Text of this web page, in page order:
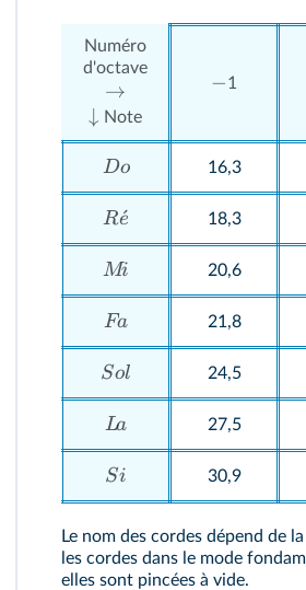
Numéro
d'octave
→
↓ Note
−1
Do 16,3
Re
ˊ 18,3
Mi 20,6
Fa 21,8
Sol 24,5
La 27,5
Si 30,9
Le nom des cordes dépend de
les cordes dans le mode
elles sont pincées à vide.